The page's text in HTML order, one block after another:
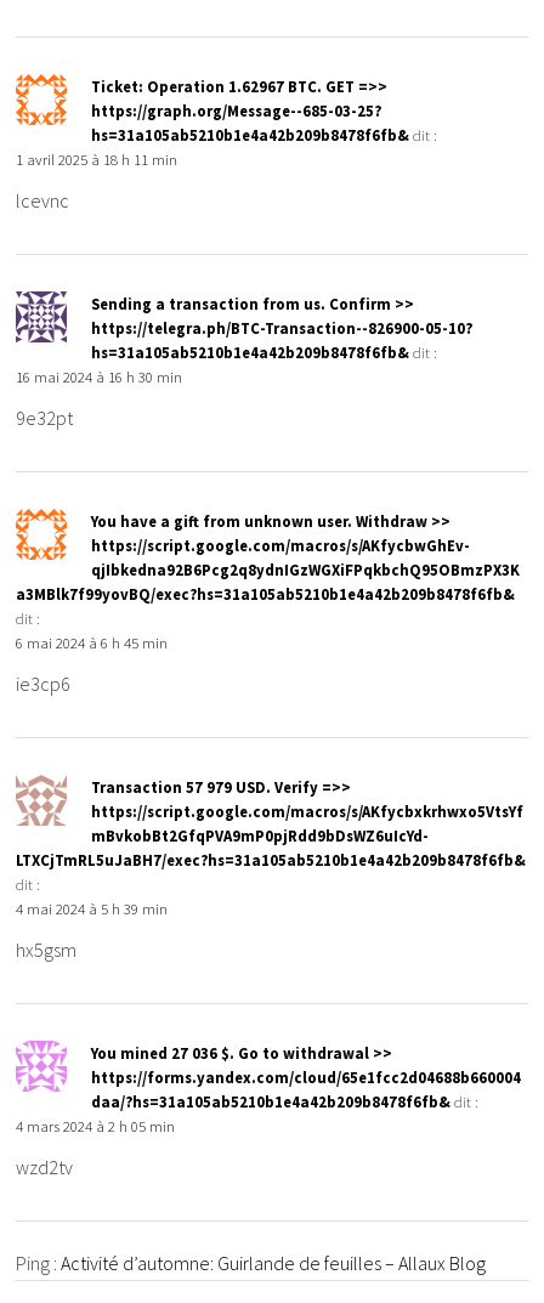
Ticket: Operation 1.62967 BTC. GET =>>
https://graph.org/Message--685-03-25?
hs=31a105ab5210b1e4a42b209b8478f6fb& dit :
1 avril 2025 à 18 h 11 min
lcevnc
Sending a transaction from us. Confirm >>
https://telegra.ph/BTC-Transaction--826900-05-10?
hs=31a105ab5210b1e4a42b209b8478f6fb& dit :
16 mai 2024 à 16 h 30 min
9e32pt
You have a gift from unknown user. Withdrаw >>
https://script.google.com/macros/s/AKfycbwGhEv-
qjIbkedna92B6Pcg2q8ydnIGzWGXiFPqkbchQ95OBmzPX3K
a3MBlk7f99yovBQ/exec?hs=31a105ab5210b1e4a42b209b8478f6fb&
dit :
6 mai 2024 à 6 h 45 min
ie3cp6
Transaction 57 979 USD. Verify =>>
https://script.google.com/macros/s/AKfycbxkrhwxo5VtsYf
mBvkobBt2GfqPVA9mP0pjRdd9bDsWZ6uIcYd-
LTXCjTmRL5uJaBH7/exec?hs=31a105ab5210b1e4a42b209b8478f6fb&
dit :
4 mai 2024 à 5 h 39 min
hx5gsm
You mined 27 036 $. Gо tо withdrаwаl >>
https://forms.yandex.com/cloud/65e1fcc2d04688b660004
daa/?hs=31a105ab5210b1e4a42b209b8478f6fb& dit :
4 mars 2024 à 2 h 05 min
wzd2tv
Ping :Activité d’automne: Guirlande de feuilles – Allaux Blog